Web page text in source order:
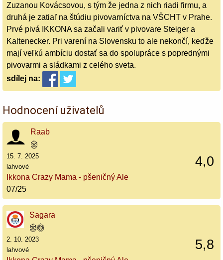
Zuzanou Kovácsovou, s tým že jedna z nich riadi firmu, a
druhá je zatiaľ na štúdiu pivovarníctva na VŠCHT v Prahe.
Prvé pivá IKKONA sa začali variť v pivovare Steiger a
Kaltenecker. Pri varení na Slovensku to ale nekončí, keďže
mají veľkú ambíciu dostať sa do spolupráce s poprednými
pivovarmi a sládkami z celého sveta.
sdílej na:
Hodnocení uživatelů
Raab
4,0
15. 7. 2025
lahvové
Ikkona Crazy Mama - pšeničný Ale
07/25
Sagara
5,8
2. 10. 2023
lahvové